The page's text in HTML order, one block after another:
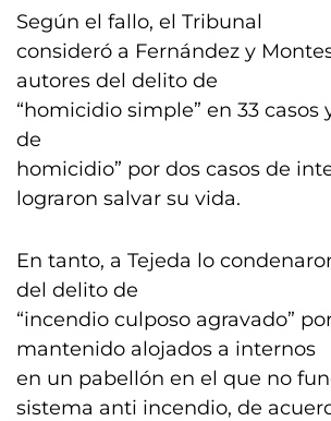
Según el fallo, el Tribunal
consideró a Fernández y
autores del delito de
“homicidio simple” en 33 casos
de
homicidio” por dos casos de
lograron salvar su vida.
En tanto, a Tejeda lo
del delito de
“incendio culposo agravado”
mantenido alojados a internos
en un pabellón en el que no
sistema anti incendio, de